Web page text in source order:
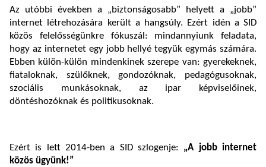
Az utóbbi években a „biztonságosabb” helyett a „jobb”
internet létrehozására került a hangsúly. Ezért idén a SID
közös felelősségünkre fókuszál: mindannyiunk feladata,
hogy az internetet egy jobb hellyé tegyük egymás számára.
Ebben külön-külön mindenkinek szerepe van: gyerekeknek,
fiataloknak, szülőknek, gondozóknak, pedagógusoknak,
szociális munkásoknak, az ipar képviselőinek,
döntéshozóknak és politikusoknak.
Ezért is lett 2014-ben a SID szlogenje: „A jobb internet
közös ügyünk!”